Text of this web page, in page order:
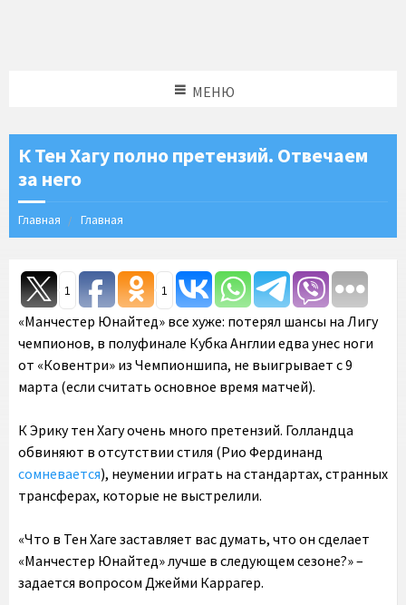
МЕНЮ
К Тен Хагу полно претензий. Отвечаем
за него
Главная Главная
1 1
«Манчестер Юнайтед» все хуже: потерял шансы на Лигу
чемпионов, в полуфинале Кубка Англии едва унес ноги
от «Ковентри» из Чемпионшипа, не выигрывает с 9
марта (если считать основное время матчей).
К Эрику тен Хагу очень много претензий. Голландца
обвиняют в отсутствии стиля (Рио Фердинанд
сомневается), неумении играть на стандартах, странных
трансферах, которые не выстрелили.
«Что в Тен Хаге заставляет вас думать, что он сделает
«Манчестер Юнайтед» лучше в следующем сезоне?» –
задается вопросом Джейми Каррагер.